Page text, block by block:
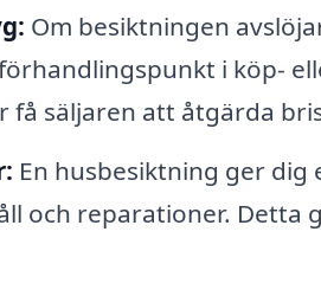
Om besiktningen
i köp-
få säljaren att åtgärda
En husbesiktning ger
och reparationer. Detta